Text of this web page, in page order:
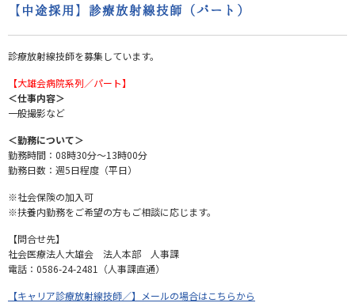
【中途採用】診療放射線技師（パート）
診療放射線技師を募集しています。
【大雄会病院系列／パート】
＜仕事内容＞
一般撮影など
＜勤務について＞
勤務時間：08時30分～13時00分
勤務日数：週5日程度（平日）
※社会保険の加入可
※扶養内勤務をご希望の方もご相談に応じます。
【問合せ先】
社会医療法人大雄会 法人本部 人事課
電話：0586-24-2481（人事課直通）
【キャリア診療放射線技師／】メールの場合はこちらから